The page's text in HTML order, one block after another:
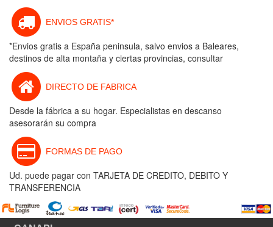
ENVIOS GRATIS*
*Envios gratis a España peninsula, salvo envios a Baleares,
destinos de alta montaña y ciertas provincias, consultar
DIRECTO DE FABRICA
Desde la fábrica a su hogar. Especialistas en descanso
asesorarán su compra
FORMAS DE PAGO
Ud. puede pagar con TARJETA DE CREDITO, DEBITO Y
TRANSFERENCIA